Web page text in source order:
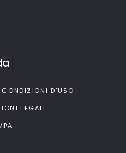
CONDIZIONI D'USO
LEGALI